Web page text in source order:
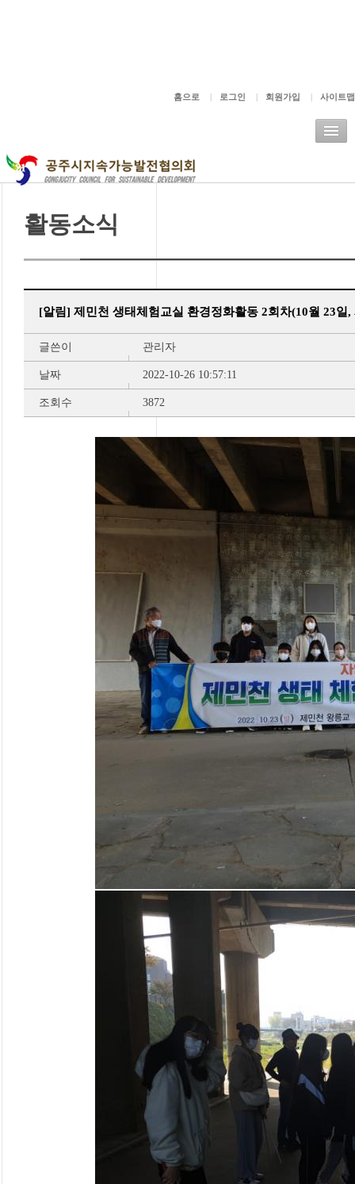
홈으로 | 로그인 | 회원가입 | 사이트맵
활동소식
[알림] 제민천 생태체험교실 환경정화활동 2회차(10월 23일,
글쓴이 관리자
날짜 2022-10-26 10:57:11
조회수 3872